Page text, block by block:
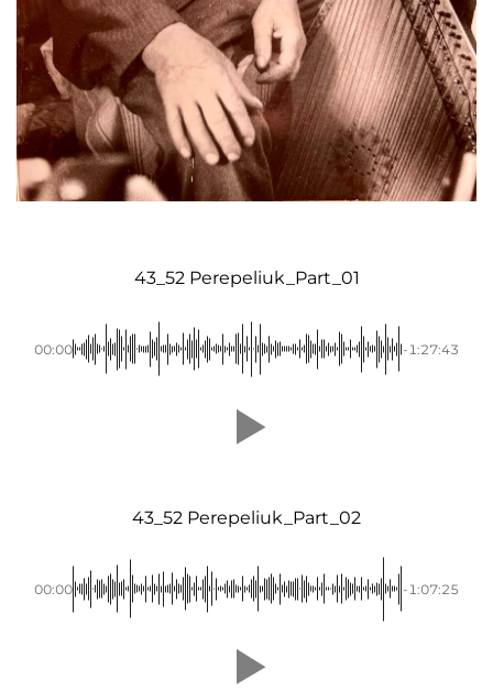
43_52 Perepeliuk_Part_01
00:00 -1:27:43
43_52 Perepeliuk_Part_02
00:00 -1:07:25